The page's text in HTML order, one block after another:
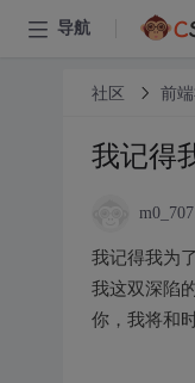
导航
社区 前
我记得
我记得我为
我这双深陷
你，我将和